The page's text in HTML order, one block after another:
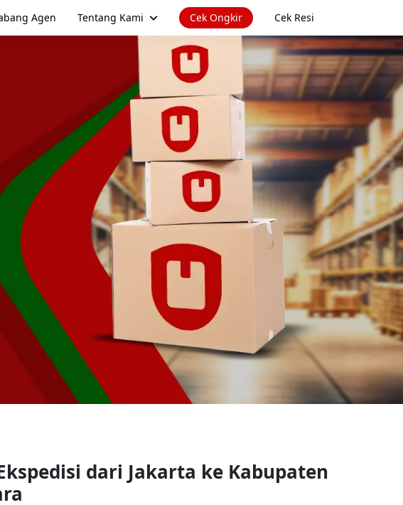
Agen Tentang Kami Cek Ongkir Cek Resi
dari Jakarta ke Kabupaten